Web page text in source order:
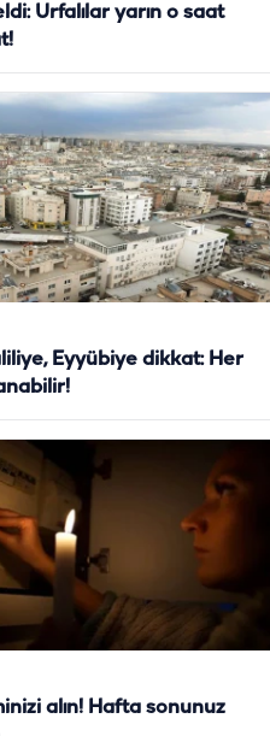
Urfalılar yarın o saat
Eyyübiye dikkat: Her
sonunuz